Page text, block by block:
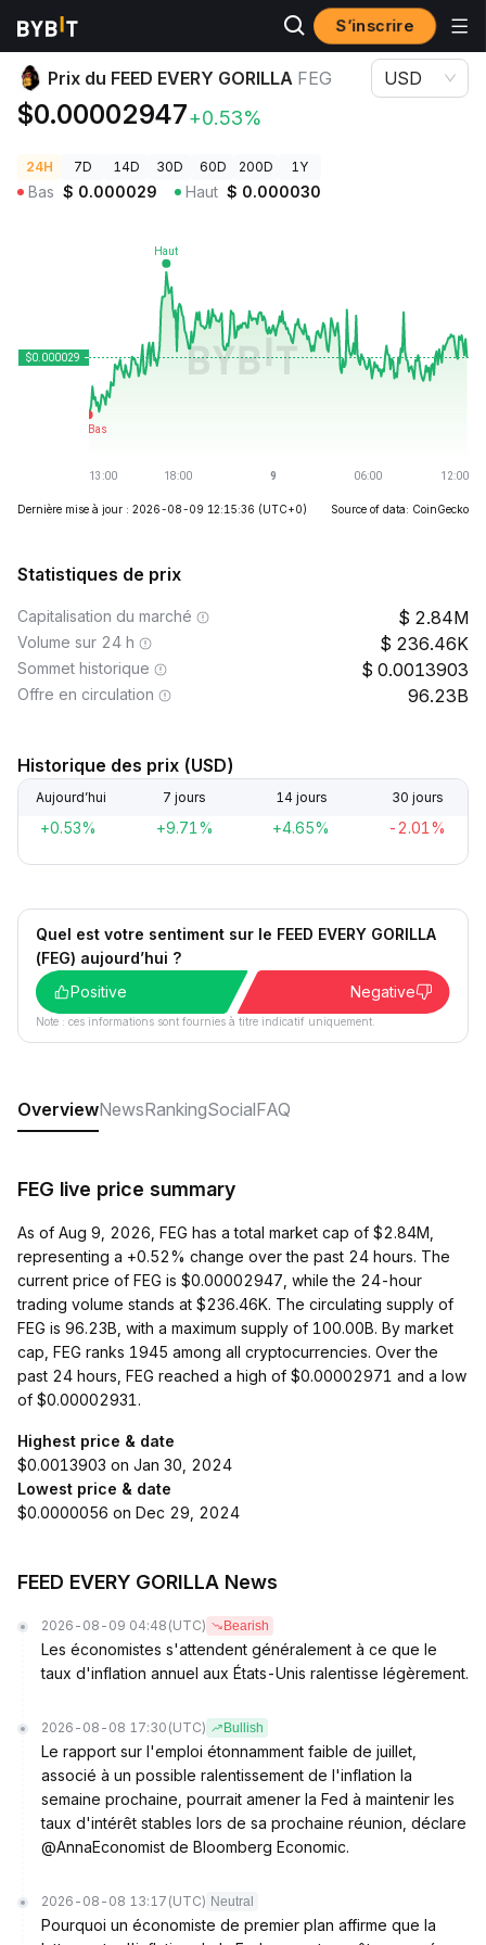
S’inscrire
Prix des cryptos Prix du FEED EVERY GORILLA FEG
Prix du FEED EVERY GORILLA FEG
$0.00002947+0.53%
USD
24H 7D 14D 30D 60D 200D 1Y
Bas $ 0.000029 Haut $ 0.000030
Dernière mise à jour : 2026-08-09 12:15:36 (UTC+0) Source of data: CoinGecko
Statistiques de prix
Capitalisation du marché 2.84M
Volume sur 24 h 236.46K
Sommet historique 0.0013903
Offre en circulation 96.23B
Historique des prix (USD)
Aujourd’hui 7 jours 14 jours 30 jours
+0.53% +9.71% +4.65% -2.01%
Quel est votre sentiment sur le FEED EVERY GORILLA
(FEG) aujourd’hui ?
Positive
Negative
Note : ces informations sont fournies à titre indicatif uniquement.
OverviewNewsRankingSocialFAQ
FEG live price summary
As of Aug 9, 2026, FEG has a total market cap of $2.84M,
representing a +0.52% change over the past 24 hours. The
current price of FEG is $0.00002947, while the 24-hour
trading volume stands at $236.46K. The circulating supply of
FEG is 96.23B, with a maximum supply of 100.00B. By market
cap, FEG ranks 1945 among all cryptocurrencies. Over the
past 24 hours, FEG reached a high of $0.00002971 and a low
of $0.00002931.
Highest price & date
$0.0013903 on Jan 30, 2024
Lowest price & date
$0.0000056 on Dec 29, 2024
FEED EVERY GORILLA News
2026-08-09 04:48 (UTC) Bearish
Les économistes s'attendent généralement à ce que le
taux d'inflation annuel aux États-Unis ralentisse légèrement.
2026-08-08 17:30 (UTC) Bullish
Le rapport sur l'emploi étonnamment faible de juillet,
associé à un possible ralentissement de l'inflation la
semaine prochaine, pourrait amener la Fed à maintenir les
taux d'intérêt stables lors de sa prochaine réunion, déclare
@AnnaEconomist de Bloomberg Economic.
2026-08-08 13:17 (UTC) Neutral
Pourquoi un économiste de premier plan affirme que la